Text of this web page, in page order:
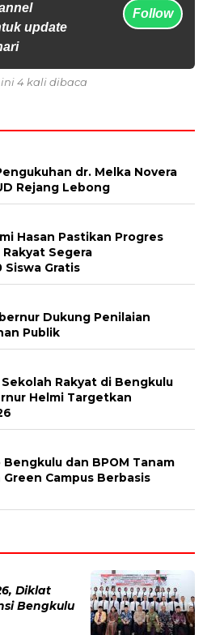
update
Follow
4 kali dibaca
dr. Melka Novera
Rejang Lebong
Hasan Pastikan Progres
Segera
Siswa Gratis
Dukung Penilaian
Publik
Rakyat di Bengkulu
Helmi Targetkan
dan BPOM Tanam
Campus Berbasis
Diklat
Bengkulu